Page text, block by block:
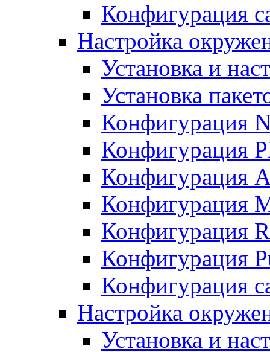
Конфигурация
Настройка
Установка и
Установка
Конфигурация
Конфигурация
Конфигурация
Конфигурация
Конфигурация
Конфигурация
Конфигурация
Настройка
Установка и